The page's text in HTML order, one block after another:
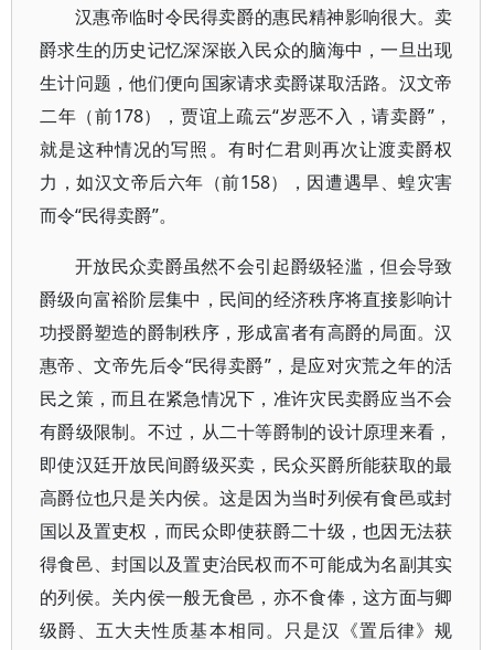
汉惠帝临时令民得卖爵的惠民精神影响很大。卖
爵求生的历史记忆深深嵌入民众的脑海中，一旦出现
生计问题，他们便向国家请求卖爵谋取活路。汉文帝
二年（前178），贾谊上疏云“岁恶不入，请卖爵”，
就是这种情况的写照。有时仁君则再次让渡卖爵权
力，如汉文帝后六年（前158），因遭遇旱、蝗灾害
而令“民得卖爵”。
开放民众卖爵虽然不会引起爵级轻滥，但会导致
爵级向富裕阶层集中，民间的经济秩序将直接影响计
功授爵塑造的爵制秩序，形成富者有高爵的局面。汉
惠帝、文帝先后令“民得卖爵”，是应对灾荒之年的活
民之策，而且在紧急情况下，准许灾民卖爵应当不会
有爵级限制。不过，从二十等爵制的设计原理来看，
即使汉廷开放民间爵级买卖，民众买爵所能获取的最
高爵位也只是关内侯。这是因为当时列侯有食邑或封
国以及置吏权，而民众即使获爵二十级，也因无法获
得食邑、封国以及置吏治民权而不可能成为名副其实
的列侯。关内侯一般无食邑，亦不食俸，这方面与卿
级爵、五大夫性质基本相同。只是汉《置后律》规